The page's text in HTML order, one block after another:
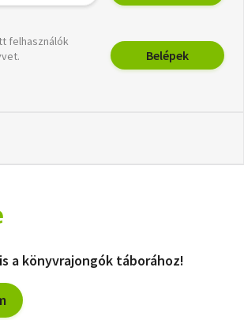
felhasználók
Belépek
a könyvrajongók táborához!